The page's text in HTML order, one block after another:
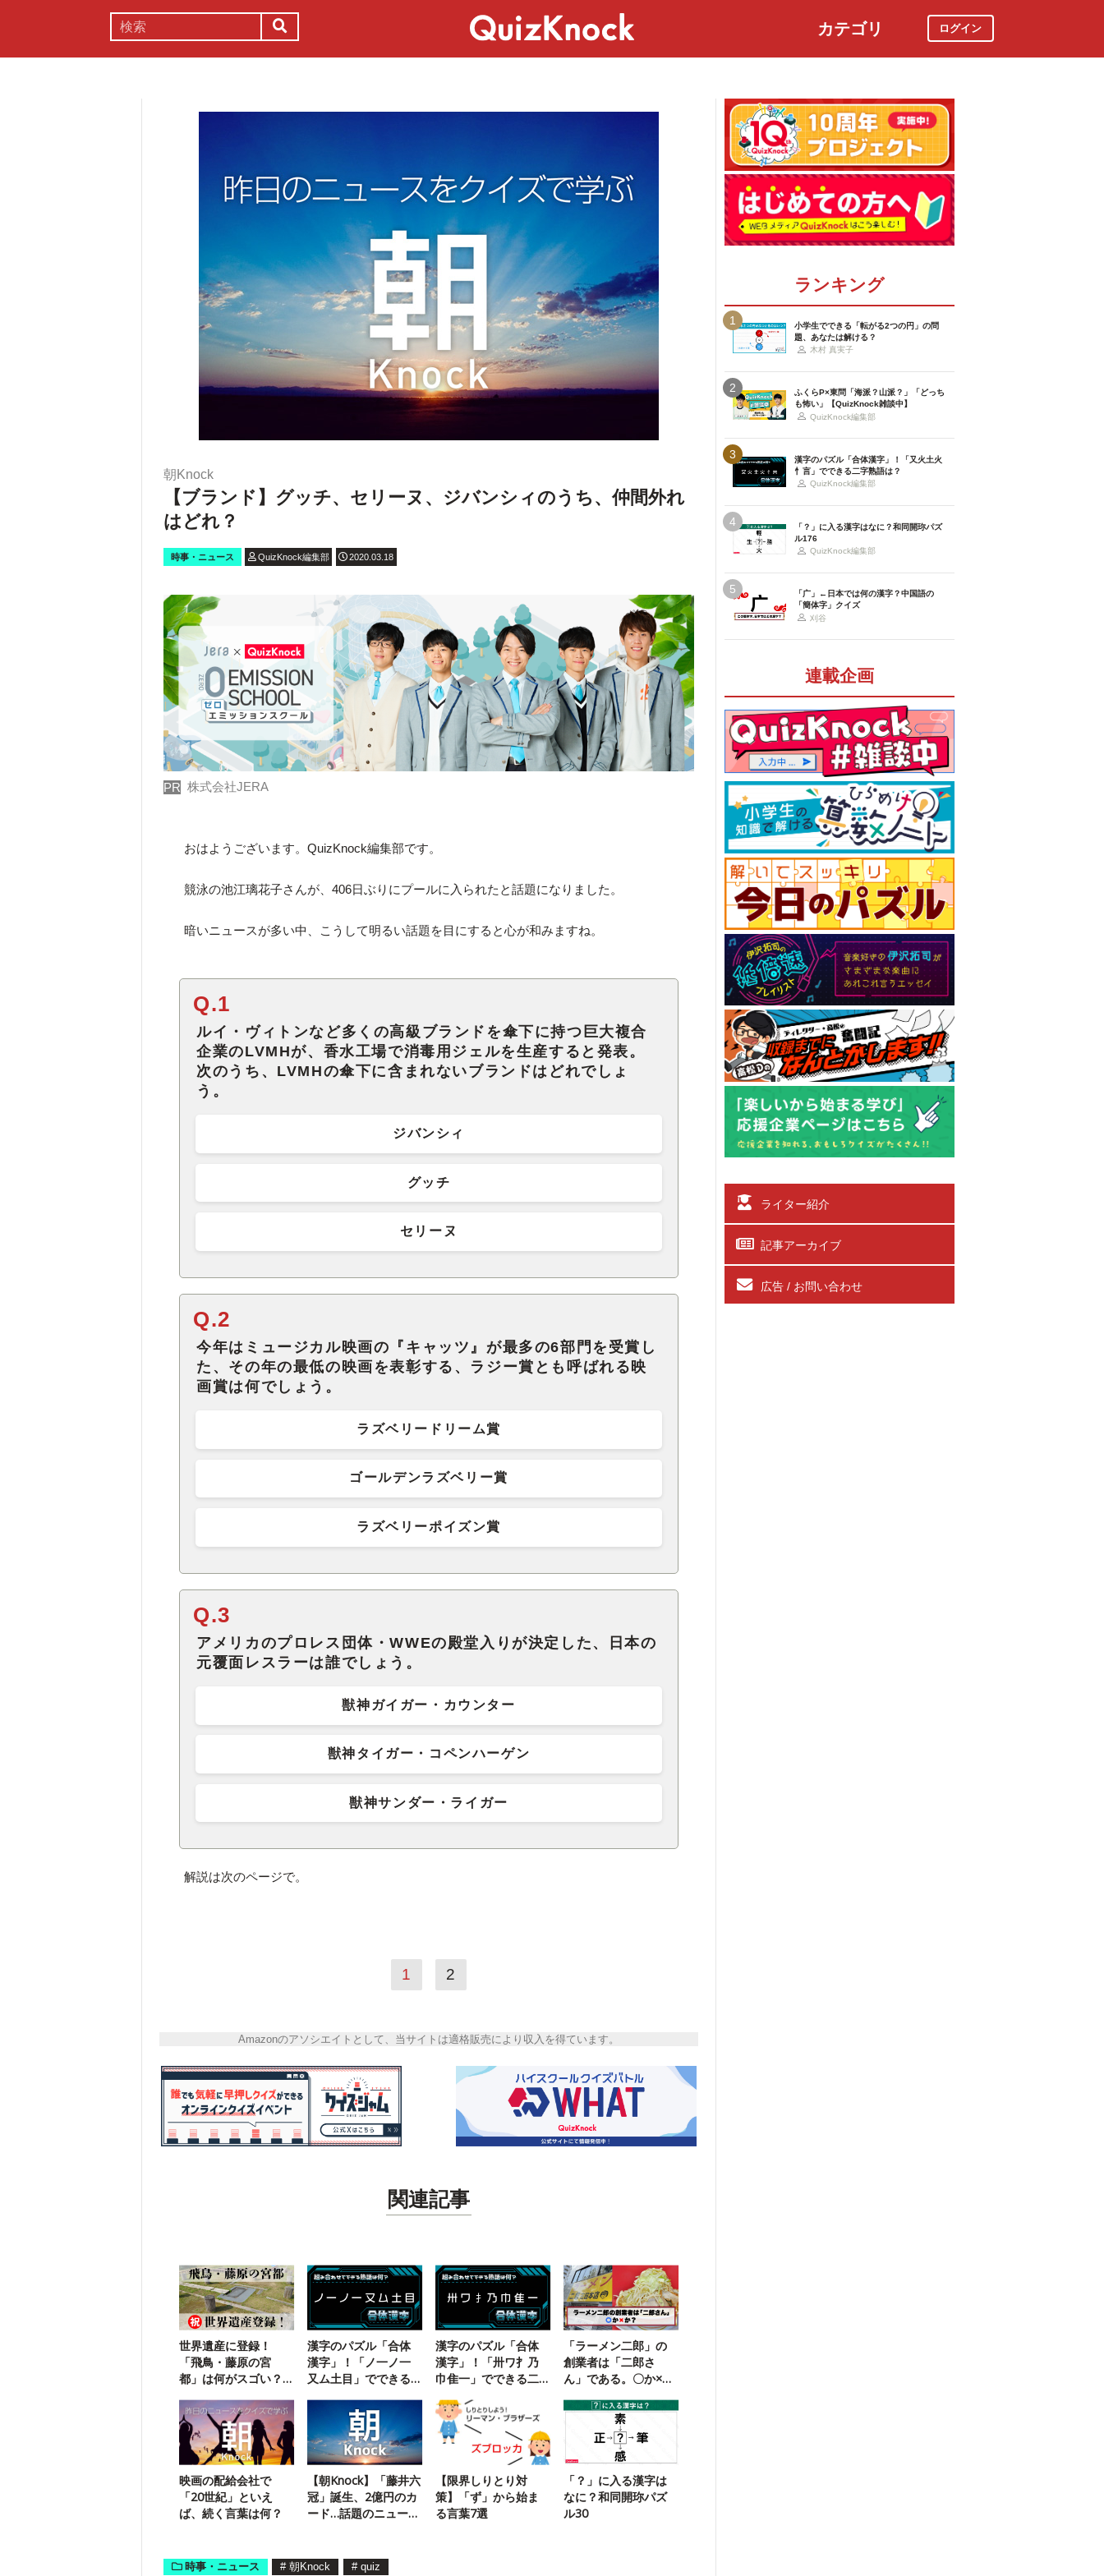
カテゴリ ログイン
朝Knock
【ブランド】グッチ、セリーヌ、ジバンシィのうち、仲間外れ
はどれ？
時事・ニュース QuizKnock編集部 2020.03.18
PR 株式会社JERA
おはようございます。QuizKnock編集部です。
競泳の池江璃花子さんが、406日ぶりにプールに入られたと話題になりました。
暗いニュースが多い中、こうして明るい話題を目にすると心が和みますね。
Q.1
ルイ・ヴィトンなど多くの高級ブランドを傘下に持つ巨大複合
企業のLVMHが、香水工場で消毒用ジェルを生産すると発表。
次のうち、LVMHの傘下に含まれないブランドはどれでしょ
う。
ジバンシィ
グッチ
セリーヌ
Q.2
今年はミュージカル映画の『キャッツ』が最多の6部門を受賞し
た、その年の最低の映画を表彰する、ラジー賞とも呼ばれる映
画賞は何でしょう。
ラズベリードリーム賞
ゴールデンラズベリー賞
ラズベリーポイズン賞
Q.3
アメリカのプロレス団体・WWEの殿堂入りが決定した、日本の
元覆面レスラーは誰でしょう。
獣神ガイガー・カウンター
獣神タイガー・コペンハーゲン
獣神サンダー・ライガー
解説は次のページで。
1 2
Amazonのアソシエイトとして、当サイトは適格販売により収入を得ています。
関連記事
世界遺産に登録！
「飛鳥・藤原の宮
都」は何がスゴい？
漢字のパズル「合体
漢字」！「ノ一ノ一
又ム土目」でできる
漢字のパズル「合体
漢字」！「卅ワ扌乃
巾隹一」でできる二
「ラーメン二郎」の
創業者は「二郎さ
ん」である。〇か×
映画の配給会社で
「20世紀」といえ
ば、続く言葉は何？
【朝Knock】「藤井六
冠」誕生、2億円のカ
ード…話題のニュース
【限界しりとり対
策】「ず」から始ま
る言葉7選
「？」に入る漢字は
なに？和同開珎パズ
ル30
時事・ニュース # 朝Knock # quiz
ランキング
1
小学生でできる「転がる2つの円」の問
題、あなたは解ける？
木村 真実子
2
ふくらP×東問「海派？山派？」「どっち
も怖い」【QuizKnock雑談中】
QuizKnock編集部
3
漢字のパズル「合体漢字」！「又火土火
忄言」でできる二字熟語は？
QuizKnock編集部
4
「？」に入る漢字はなに？和同開珎パズ
ル176
QuizKnock編集部
5
「广」←日本では何の漢字？中国語の
「簡体字」クイズ
刈谷
連載企画
ライター紹介
記事アーカイブ
広告 / お問い合わせ